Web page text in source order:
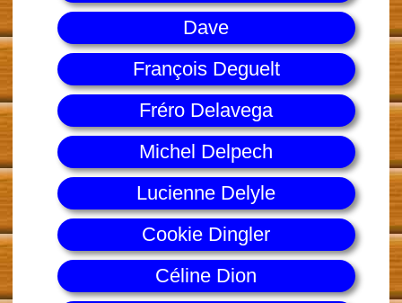
Dave
François Deguelt
Fréro Delavega
Michel Delpech
Lucienne Delyle
Cookie Dingler
Céline Dion